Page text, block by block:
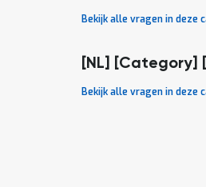
Bekijk alle vragen in deze
[NL] [Category]
Bekijk alle vragen in deze